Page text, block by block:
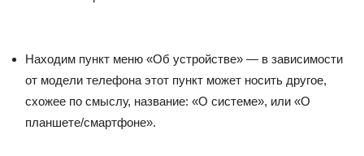
Находим пункт меню «Об устройстве» — в зависимости
от модели телефона этот пункт может носить другое,
схожее по смыслу, название: «О системе», или «О
планшете/смартфоне».